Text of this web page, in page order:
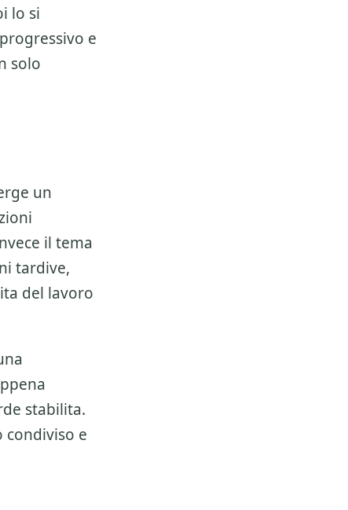
lo si
e
solo
un
il tema
tardive,
del lavoro
stabilita.
condiviso e